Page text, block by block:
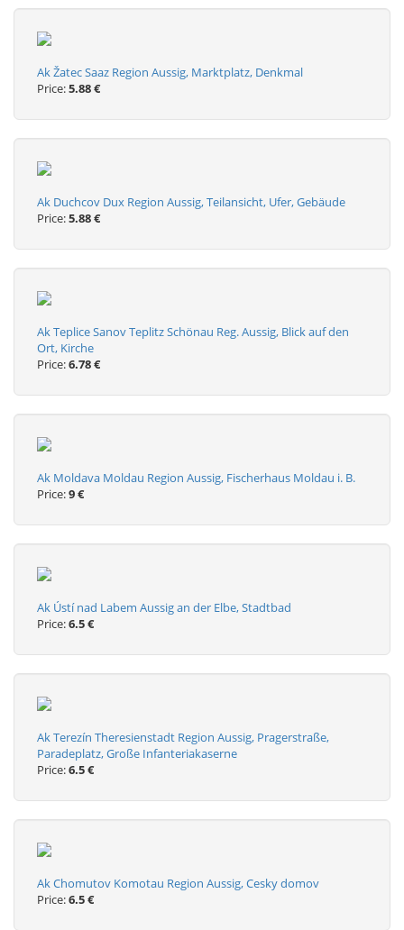
Ak Žatec Saaz Region Aussig, Marktplatz, Denkmal
Price:5.88 €
Ak Duchcov Dux Region Aussig, Teilansicht, Ufer, Gebäude
Price:5.88 €
Ak Teplice Sanov Teplitz Schönau Reg. Aussig, Blick auf den
Ort, Kirche
Price:6.78 €
Ak Moldava Moldau Region Aussig, Fischerhaus Moldau i. B.
Price:9 €
Ak Ústí nad Labem Aussig an der Elbe, Stadtbad
Price:6.5 €
Ak Terezín Theresienstadt Region Aussig, Pragerstraße,
Paradeplatz, Große Infanteriakaserne
Price:6.5 €
Ak Chomutov Komotau Region Aussig, Cesky domov
Price:6.5 €